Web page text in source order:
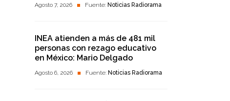
Agosto 7, 2026 Fuente: Noticias Radiorama
INEA atienden a más de 481 mil
personas con rezago educativo
en México: Mario Delgado
Agosto 6, 2026 Fuente: Noticias Radiorama